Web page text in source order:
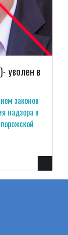
уволен в
законов
надзора в